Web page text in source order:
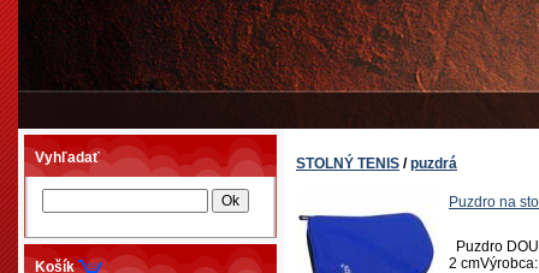
Vyhľadať
Košík
STOLNÝ TENIS /puzdrá
Puzdro na
Puzdro
2